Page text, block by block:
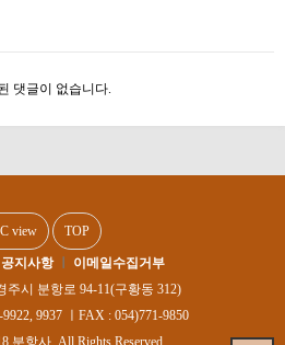
댓글이 없습니다.
view TOP
공지사항ㅣ 이메일수집거부
주시 분항로 94-11(구황동 312)
9937 ㅣFAX : 054)771-9850
분항사. All Rights Reserved.